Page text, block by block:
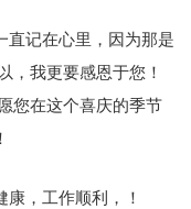
直记在心里，因为那是
，我更要感恩于您！
您在这个喜庆的季节
，工作顺利，！